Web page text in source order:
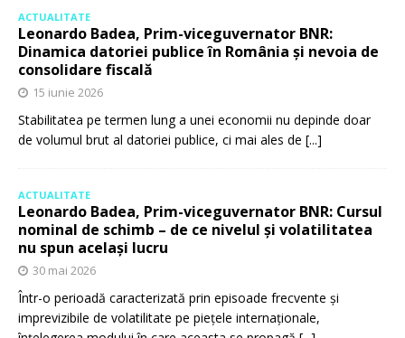
ACTUALITATE
Leonardo Badea, Prim-viceguvernator BNR:
Dinamica datoriei publice în România și nevoia de
consolidare fiscală
15 iunie 2026
Stabilitatea pe termen lung a unei economii nu depinde doar
de volumul brut al datoriei publice, ci mai ales de [...]
ACTUALITATE
Leonardo Badea, Prim-viceguvernator BNR: Cursul
nominal de schimb – de ce nivelul și volatilitatea
nu spun același lucru
30 mai 2026
Într-o perioadă caracterizată prin episoade frecvente și
imprevizibile de volatilitate pe piețele internaționale,